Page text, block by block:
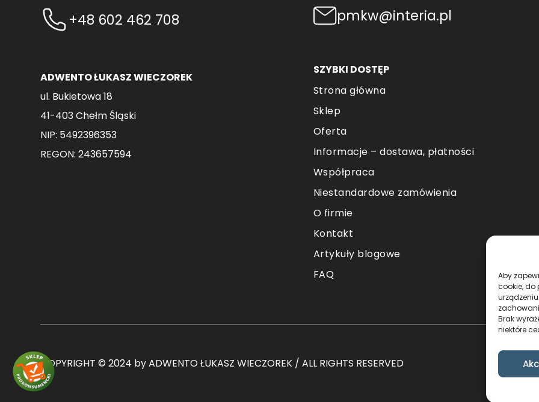
Aby
cookie,
Brak
niektóre
+48 602 462 708
ADWENTO ŁUKASZ WIECZOREK
ul. Bukietowa 18
41-403 Chełm Śląski
NIP: 5492396353
REGON: 243657594
pmkw@interia.pl
SZYBKI DOSTĘP
Strona główna
Sklep
Oferta
Informacje – dostawa, płatności
Współpraca
Niestandardowe zamówienia
O firmie
Kontakt
Artykuły blogowe
FAQ
COPYRIGHT © 2024 by ADWENTO ŁUKASZ WIECZOREK / ALL RIGHTS RESERVED